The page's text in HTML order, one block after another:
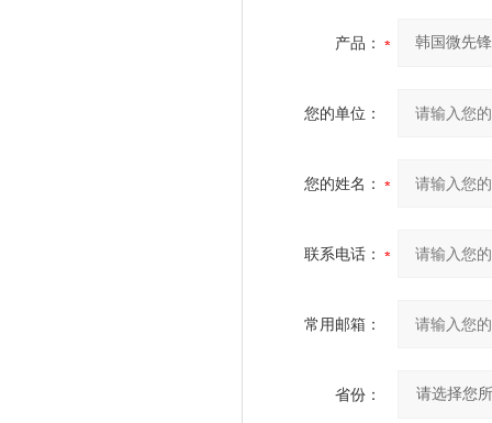
产品：
您的单位：
您的姓名：
联系电话：
常用邮箱：
省份：